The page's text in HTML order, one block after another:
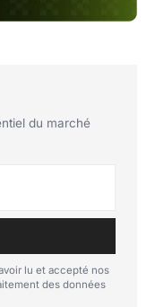
du marché
lu et accepté nos
des données